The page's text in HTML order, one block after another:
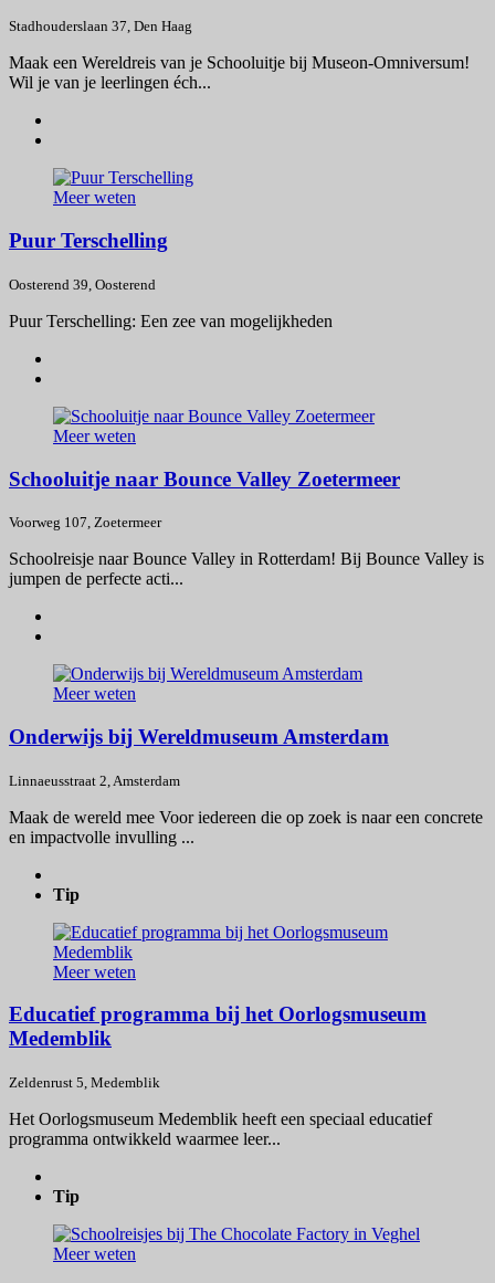
Stadhouderslaan 37, Den Haag
Maak een Wereldreis van je Schooluitje bij Museon-Omniversum!
Wil je van je leerlingen éch...
Meer weten
Puur Terschelling
Oosterend 39, Oosterend
Puur Terschelling: Een zee van mogelijkheden
Meer weten
Schooluitje naar Bounce Valley Zoetermeer
Voorweg 107, Zoetermeer
Schoolreisje naar Bounce Valley in Rotterdam! Bij Bounce Valley is
jumpen de perfecte acti...
Meer weten
Onderwijs bij Wereldmuseum Amsterdam
Linnaeusstraat 2, Amsterdam
Maak de wereld mee Voor iedereen die op zoek is naar een concrete
en impactvolle invulling ...
Tip
Meer weten
Educatief programma bij het Oorlogsmuseum
Medemblik
Zeldenrust 5, Medemblik
Het Oorlogsmuseum Medemblik heeft een speciaal educatief
programma ontwikkeld waarmee leer...
Tip
Meer weten